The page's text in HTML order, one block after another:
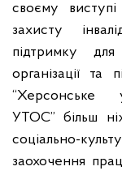
своєму
захисту
підтримку
організації та
“Херсонське
УТОС” більш
соціально-
заохочення